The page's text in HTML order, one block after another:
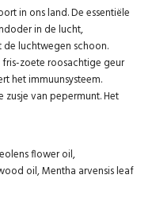
in ons land. De essentiële
in de lucht,
luchtwegen schoon.
zoete roosachtige geur
het immuunsysteem.
zusje van pepermunt. Het
flower oil,
oil, Mentha arvensis leaf